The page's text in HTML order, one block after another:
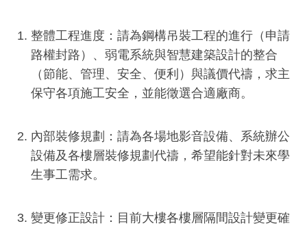
整體工程進度：請為鋼構吊裝工程的進行（申請
路權封路）、弱電系統與智慧建築設計的整合
（節能、管理、安全、便利）與議價代禱，求主
保守各項施工安全，並能徵選合適廠商。
內部裝修規劃：請為各場地影音設備、系統辦公
設備及各樓層裝修規劃代禱，希望能針對未來學
生事工需求。
變更修正設計：目前大樓各樓層隔間設計變更確